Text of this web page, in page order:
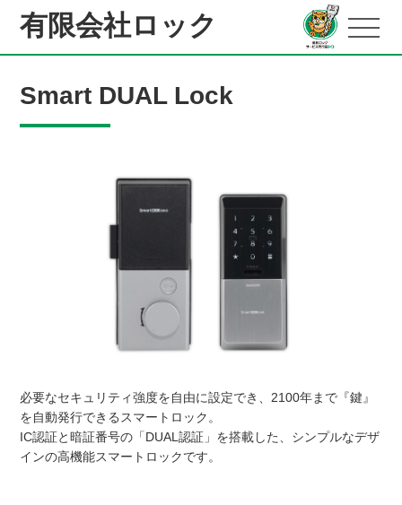
有限会社ロック
Smart DUAL Lock
必要なセキュリティ強度を自由に設定でき、2100年まで『鍵』
を自動発行できるスマートロック。
IC認証と暗証番号の「DUAL認証」を搭載した、シンプルなデザ
インの高機能スマートロックです。